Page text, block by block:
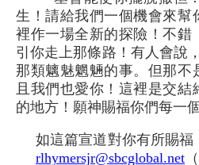
生！請給我們一個機會來幫
裡作一場全新的探險！不錯
引你走上那條路！有人會說
那類魑魅魍魎的事。但那不
且我們也愛你！這裡是交
的地方！願神賜福你們每一
如這篇宣道對你有所賜
rlhymersjr@sbcglobal.net